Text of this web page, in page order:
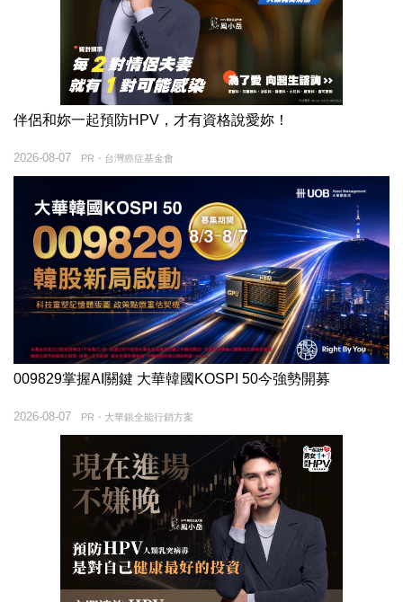
伴侶和妳一起預防HPV，才有資格說愛妳！
PR・台灣癌症基金會
2026-08-07
009829掌握AI關鍵 大華韓國KOSPI 50今強勢開募
PR・大華銀全能行銷方案
2026-08-07